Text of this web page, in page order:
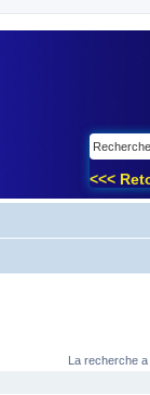
<<<
La recherche